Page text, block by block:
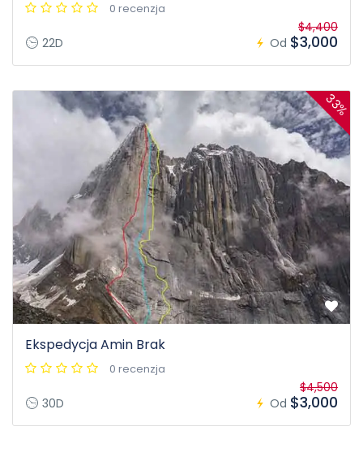
0 recenzja
22D Od
$4,400
$3,000
33%
Ekspedycja Amin Brak
0 recenzja
30D Od
$4,500
$3,000